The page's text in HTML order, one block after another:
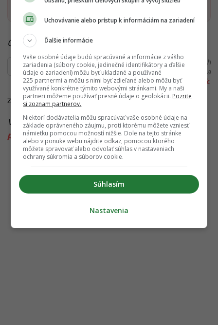
Startitup, odkaz sa otvorí v
Čítaj viac z kategórie:Ekonomika
Ďakujeme, že čítaš Startitup. V prípade, že máš postreh
alebo si našiel v článku chybu, napíš nám na
redakcia@startitup.sk.
Zdroje: Pravda,Sociálna poisťovňa
Viac k téme:dôchodcovia,Dôchodky,Sociálna
poisťovňa
Uchovávanie alebo prístup k informáciám na zariadení
Ďalšie informácie
Vaše osobné údaje budú spracúvané a informácie z vášho
zariadenia (súbory cookie, jedinečné identifikátory a ďalšie
údaje o zariadení) môžu byť ukladané a používané
225 partnermi a môžu s nimi byť zdieľané alebo môžu byť
využívané konkrétne týmito webovými stránkami. My a naši
partneri môžeme používať presné údaje o geolokácii. Pozrite
si zoznam partnerov.
Niektorí dodávatelia môžu spracúvať vaše osobné údaje na
základe oprávneného záujmu, proti ktorému môžete vzniesť
námietku pomocou možností nižšie. Dole na tejto stránke
alebo v ponuke webu nájdite odkaz, pomocou ktorého
môžete spravovať alebo odvolať súhlas v nastaveniach
ochrany súkromia a súborov cookie.
Súhlasím
Nastavenia